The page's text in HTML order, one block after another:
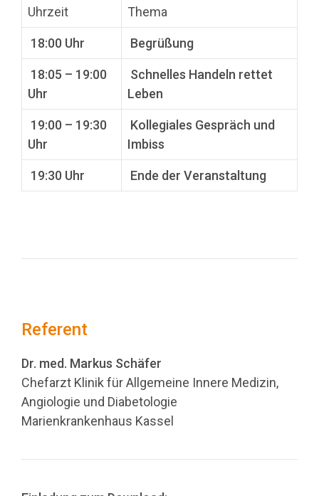
Uhrzeit Thema
18:00 Uhr Begrüßung
18:05 – 19:00
Uhr
Schnelles Handeln rettet
Leben
19:00 – 19:30
Uhr
Kollegiales Gespräch und
Imbiss
19:30 Uhr Ende der Veranstaltung
Referent
Dr. med. Markus Schäfer
Chefarzt Klinik für Allgemeine Innere Medizin,
Angiologie und Diabetologie
Marienkrankenhaus Kassel